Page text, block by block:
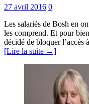
27 avril 2016 0
Les salariés de Bosh en
les comprend. Et pour
décidé de bloquer l’accès
[Lire la suite →]